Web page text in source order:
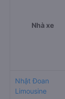
Nhà xe
Nhật Đoan
Limousine